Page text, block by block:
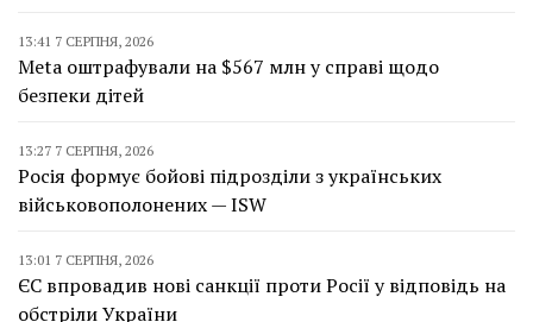
13:41 7 СЕРПНЯ, 2026
Meta оштрафували на $567 млн у справі щодо
безпеки дітей
13:27 7 СЕРПНЯ, 2026
Росія формує бойові підрозділи з українських
військовополонених — ISW
13:01 7 СЕРПНЯ, 2026
ЄС впровадив нові санкції проти Росії у відповідь на
обстріли України